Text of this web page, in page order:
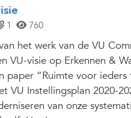
1 760
het werk van de VU
VU-visie op Erkennen &
paper “Ruimte voor
VU Instellingsplan 2020-
van onze